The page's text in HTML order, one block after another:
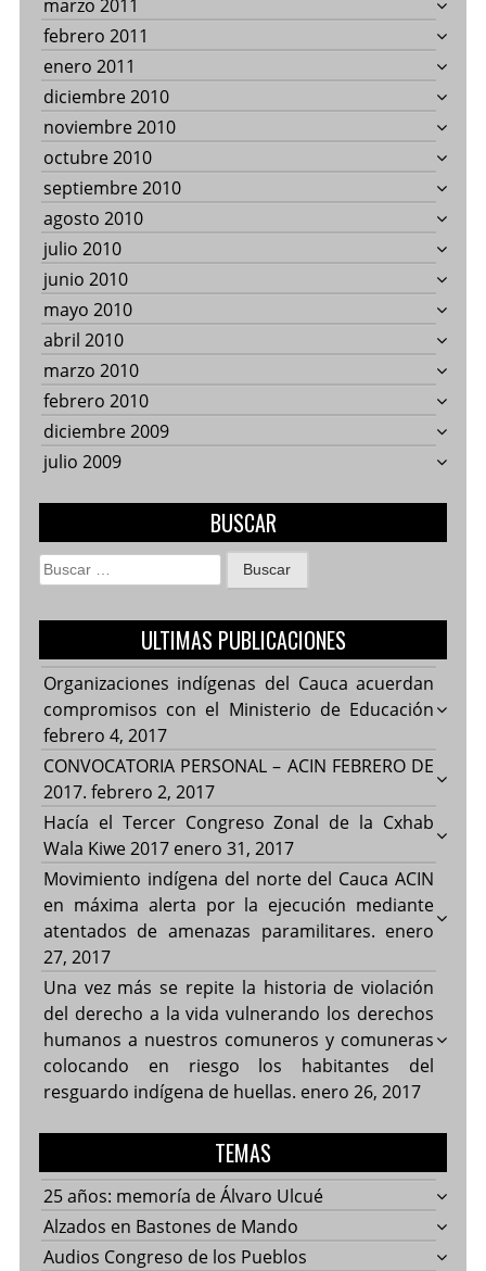
marzo 2011
febrero 2011
enero 2011
diciembre 2010
noviembre 2010
octubre 2010
septiembre 2010
agosto 2010
julio 2010
junio 2010
mayo 2010
abril 2010
marzo 2010
febrero 2010
diciembre 2009
julio 2009
BUSCAR
Buscar:
ULTIMAS PUBLICACIONES
Organizaciones indígenas del Cauca acuerdan
compromisos con el Ministerio de Educación
febrero 4, 2017
CONVOCATORIA PERSONAL – ACIN FEBRERO DE
2017. febrero 2, 2017
Hacía el Tercer Congreso Zonal de la Cxhab
Wala Kiwe 2017 enero 31, 2017
Movimiento indígena del norte del Cauca ACIN
en máxima alerta por la ejecución mediante
atentados de amenazas paramilitares. enero
27, 2017
Una vez más se repite la historia de violación
del derecho a la vida vulnerando los derechos
humanos a nuestros comuneros y comuneras
colocando en riesgo los habitantes del
resguardo indígena de huellas. enero 26, 2017
TEMAS
25 años: memoría de Álvaro Ulcué
Alzados en Bastones de Mando
Audios Congreso de los Pueblos